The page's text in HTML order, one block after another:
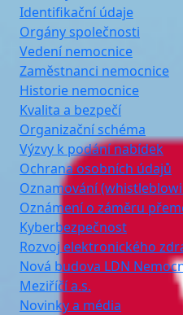
Identifikační údaje
Orgány společnosti
Vedení nemocnice
Zaměstnanci nemocnice
Historie nemocnice
Kvalita a bezpečí
Organizační schéma
Výzvy k podání nabídek
Ochrana osobních údajů
Oznamování
Oznámení o záměru
Kyberbezpečnost
Rozvoj elektronického
Nová budova LDN
Meziříčí a.s.
Novinky a média